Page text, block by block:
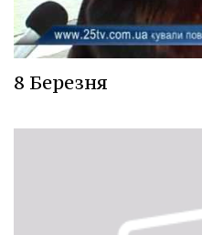
8 Березня